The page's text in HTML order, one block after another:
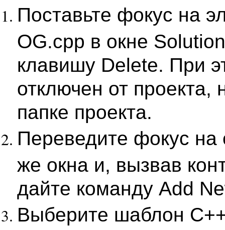
Поставьте фокус на
OG.cpp в окне
клавишу Delete. При
отключен от проекта,
папке проекта.
Переведите фокус на
же окна и, вызвав
дайте команду Add
Выберите шаблон